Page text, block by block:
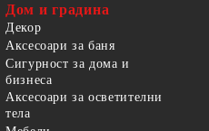
Дом и градина
Декор
Аксесоари за баня
Сигурност за дома и
бизнеса
Аксесоари за осветителни
тела